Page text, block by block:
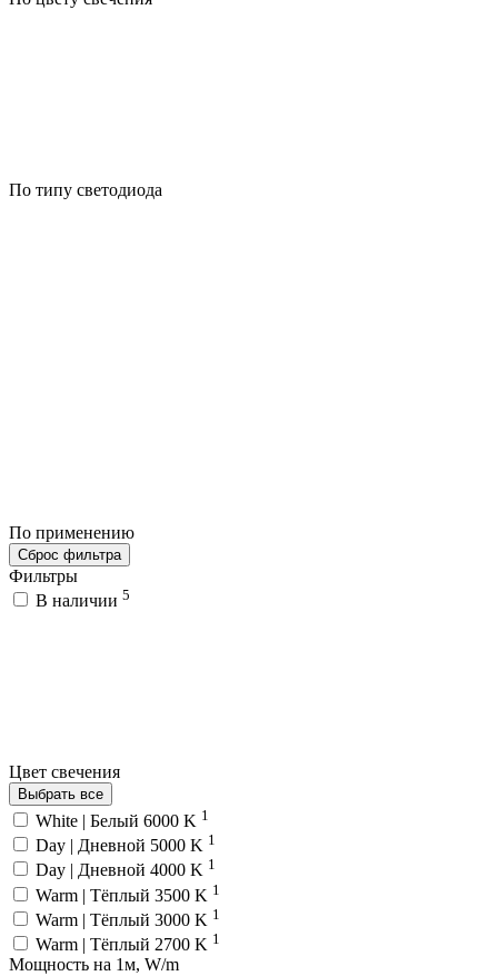
По типу светодиода
По применению
Сброс фильтра
Фильтры
В наличии 5
Цвет свечения
Выбрать все
White | Белый 6000 K 1
Day | Дневной 5000 K 1
Day | Дневной 4000 K 1
Warm | Тёплый 3500 K 1
Warm | Тёплый 3000 K 1
Warm | Тёплый 2700 K 1
Мощность на 1м, W/m